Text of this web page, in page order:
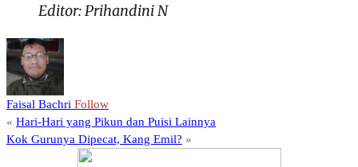
Editor: Prihandini N
Faisal Bachri Follow
« Hari-Hari yang Pikun dan Puisi Lainnya
Kok Gurunya Dipecat, Kang Emil? »